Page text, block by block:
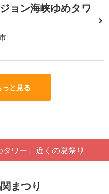
ョン海峡ゆめタワ
と見る
タワー」近くの夏祭り
まつり